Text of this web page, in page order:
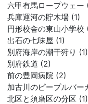
六甲有馬ロープウェー
兵庫運河の貯木場 (1)
円形校舎の東山小学校
出石の七味屋 (1)
別府海岸の潮干狩り (1)
別府鉄道 (2)
前の豊岡病院 (2)
加古川のピープルバー
北区と須磨区の分区 (1)